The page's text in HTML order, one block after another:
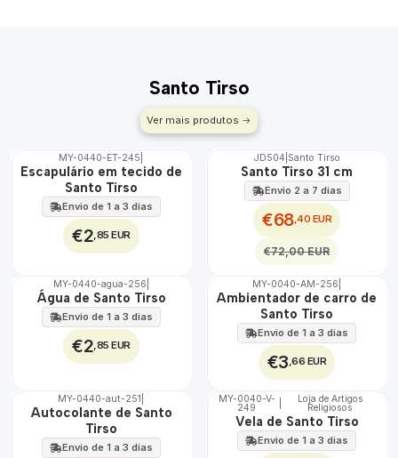
Santo Tirso
Ver mais produtos
🇵🇹
100%
ÁGUA
MY-0440-ET-245
Escapulário em tecido de
Santo Tirso
Envio de 1 a 3 dias
€2,85 EUR
🇵🇹
100%
DESCONTO
JD504 Santo Tirso
Santo Tirso 31 cm
Envio 2 a 7 dias
€68,40 EUR
€72,00 EUR
🇵🇹
100%
MY-0440-agua-256
Água de Santo Tirso
Envio de 1 a 3 dias
€2,85 EUR
🇵🇹
MY-0040-AM-256
Ambientador de carro de
Santo Tirso
Envio de 1 a 3 dias
€3,66 EUR
🇵🇹
MY-0440-aut-251
Autocolante de Santo
Tirso
Envio de 1 a 3 dias
🇵🇹
100%
MY-0040-V-
249
Loja de Artigos
Religiosos
Vela de Santo Tirso
Envio de 1 a 3 dias